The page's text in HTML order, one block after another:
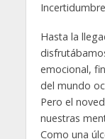
Incertidumbre
Hasta la
emocional,
del mundo
Pero el
nuestras
Como una